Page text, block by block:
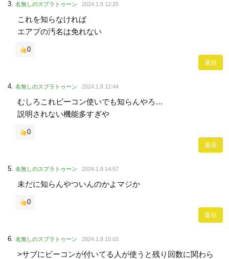
名無しのスプラトゥーン 2024.1.8 12:25
これを知らなければ
エアプの汚名は免れない
0
返信
名無しのスプラトゥーン 2024.1.8 12:44
むしろこれビーコン使いでも知らんやろ…
説明されない機能多すぎや
0
返信
名無しのスプラトゥーン 2024.1.8 14:57
未だに知らんやついんのかよマジか
0
返信
名無しのスプラトゥーン 2024.1.8 15:03
>サブにビーコンが付いてる人が使うと残り回数に関わら